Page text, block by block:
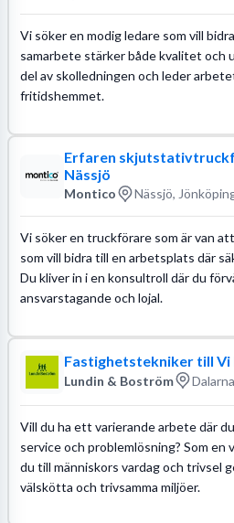
Vi söker en modig ledare som vill
samarbete stärker både kvalitet och
del av skolledningen och leder
fritidshemmet.
Erfaren
Nässjö
Montico Nässjö,
Vi söker en truckförare som är van
som vill bidra till en arbetsplats där
Du kliver in i en konsultroll där du
ansvarstagande och lojal.
Fastighetstekniker till Vi
Lundin & Boström
Vill du ha ett varierande arbete där
service och problemlösning? Som en
du till människors vardag och trivsel
välskötta och trivsamma miljöer.